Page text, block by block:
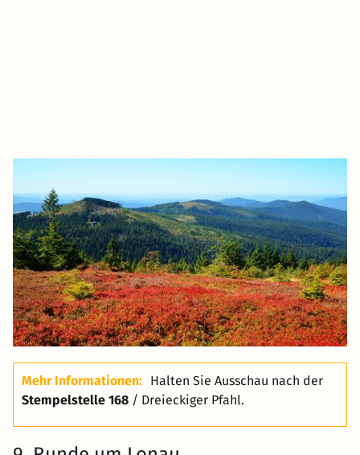
Mehr Informationen: Halten Sie Ausschau nach der
Stempelstelle 168 / Dreieckiger Pfahl.